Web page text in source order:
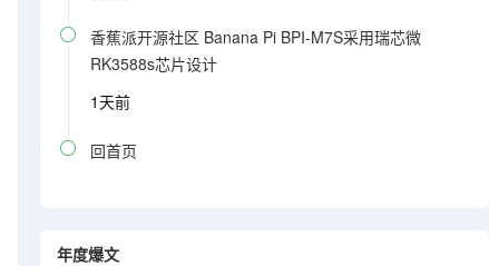

香蕉派开源社区 Banana Pi BPI-M7S采用瑞芯微
RK3588s芯片设计
1天前
 回首页
年度爆文